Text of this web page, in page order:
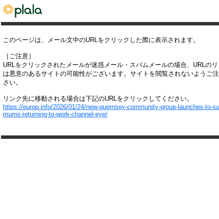
このページは、メール文中のURLをクリックした際に表示されます。
［ご注意］
URLをクリックされたメールが迷惑メール・スパムメールの場合、URLの
は悪意のあるサイトの可能性がございます。サイトを閲覧されないようご
さい。
リンク先に移動される場合は下記のURLをクリックしてください。
https://europ.info/2026/01/24/new-guernsey-community-group-launches-to-
mums-returning-to-work-channel-eye/